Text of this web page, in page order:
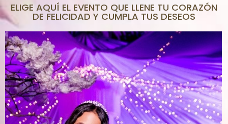
ELIGE AQUÍ EL EVENTO QUE LLENE TU CORAZÓN
DE FELICIDAD Y CUMPLA TUS DESEOS